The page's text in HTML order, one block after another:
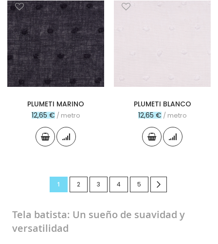
PLUMETI MARINO
12,65 € / metro
PLUMETI BLANCO
12,65 € / metro
Página
Actualmente
leyendo
página
1 Página
2 Página
3 Página
4 Página
5
Tela batista: Un sueño de suavidad y
versatilidad